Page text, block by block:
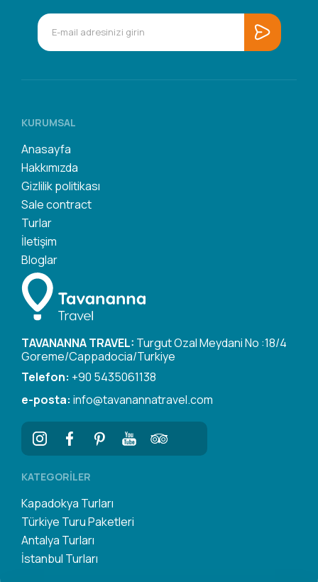
KURUMSAL
Anasayfa
Hakkımızda
Gizlilik politikası
Sale contract
Turlar
İletişim
Bloglar
TAVANANNA TRAVEL: Turgut Ozal Meydani No :18/4
Goreme/Cappadocia/Turkiye
Telefon: +90 5435061138
e-posta: info@tavanannatravel.com
KATEGORILER
Kapadokya Turları
Türkiye Turu Paketleri
Antalya Turları
İstanbul Turları